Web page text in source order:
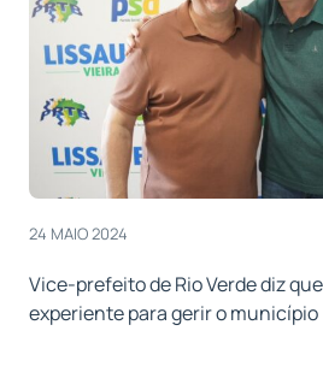
24 MAIO 2024
Vice-prefeito de Rio Verde diz
experiente para gerir o município